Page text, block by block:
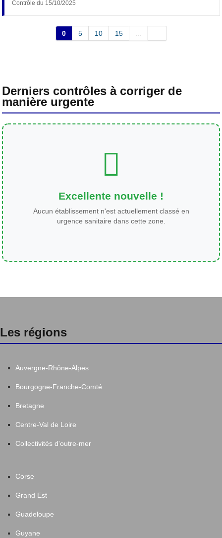
Contrôle du 15/10/2025
0 5 10 15 ...
Derniers contrôles à corriger de
manière urgente
Excellente nouvelle !
Aucun établissement n'est actuellement classé en
urgence sanitaire dans cette zone.
Les régions
Auvergne-Rhône-Alpes
Bourgogne-Franche-Comté
Bretagne
Centre-Val de Loire
Collectivités d'outre-mer
Corse
Grand Est
Guadeloupe
Guyane